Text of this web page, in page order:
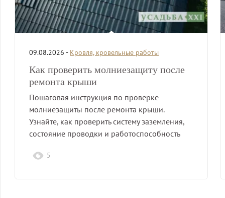
09.08.2026 - Кровля, кровельные работы
Как проверить молниезащиту после
ремонта крыши
Пошаговая инструкция по проверке
молниезащиты после ремонта крыши.
Узнайте, как проверить систему заземления,
состояние проводки и работоспособность
5